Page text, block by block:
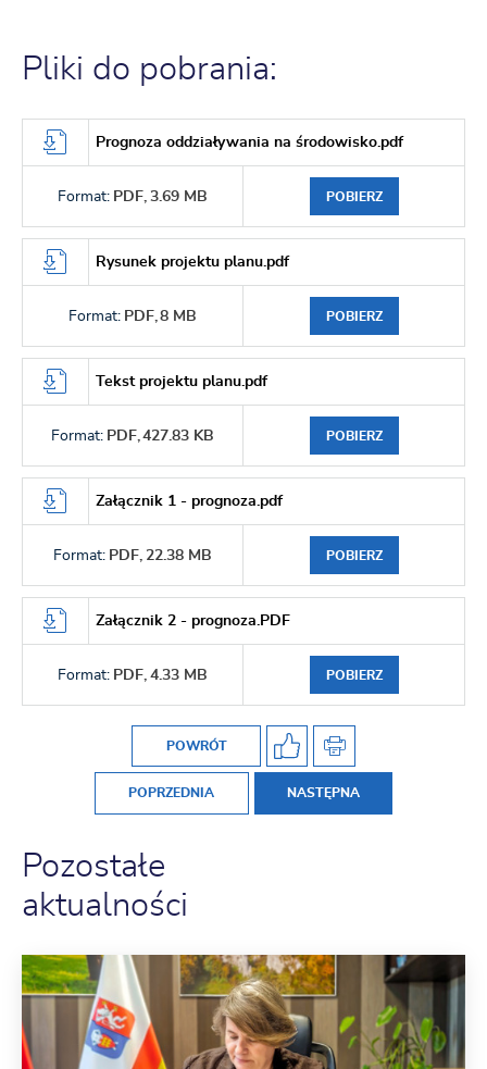
Pliki do pobrania:
Prognoza oddziaływania na środowisko.pdf
Format: PDF, 3.69 MB POBIERZ
Rysunek projektu planu.pdf
Format: PDF, 8 MB POBIERZ
Tekst projektu planu.pdf
Format: PDF, 427.83 KB POBIERZ
Załącznik 1 - prognoza.pdf
Format: PDF, 22.38 MB POBIERZ
Załącznik 2 - prognoza.PDF
Format: PDF, 4.33 MB POBIERZ
POWRÓT
POPRZEDNIA NASTĘPNA
Pozostałe
aktualności